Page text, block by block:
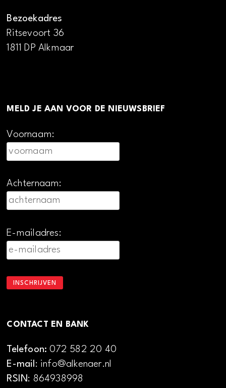
Bezoekadres
Ritsevoort 36
1811 DP Alkmaar
MELD JE AAN VOOR DE NIEUWSBRIEF
Voornaam:
Achternaam:
E-mailadres:
CONTACT EN BANK
Telefoon:072 582 20 40
E-mail: info@alkenaer.nl
RSIN: 864938998